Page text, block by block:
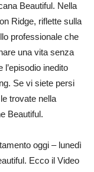
Beautiful. Nella
Ridge, riflette sulla
professionale che
una vita senza
inedito
Se vi siete persi
trovate nella
Beautiful.
oggi – lunedì
Ecco il Video